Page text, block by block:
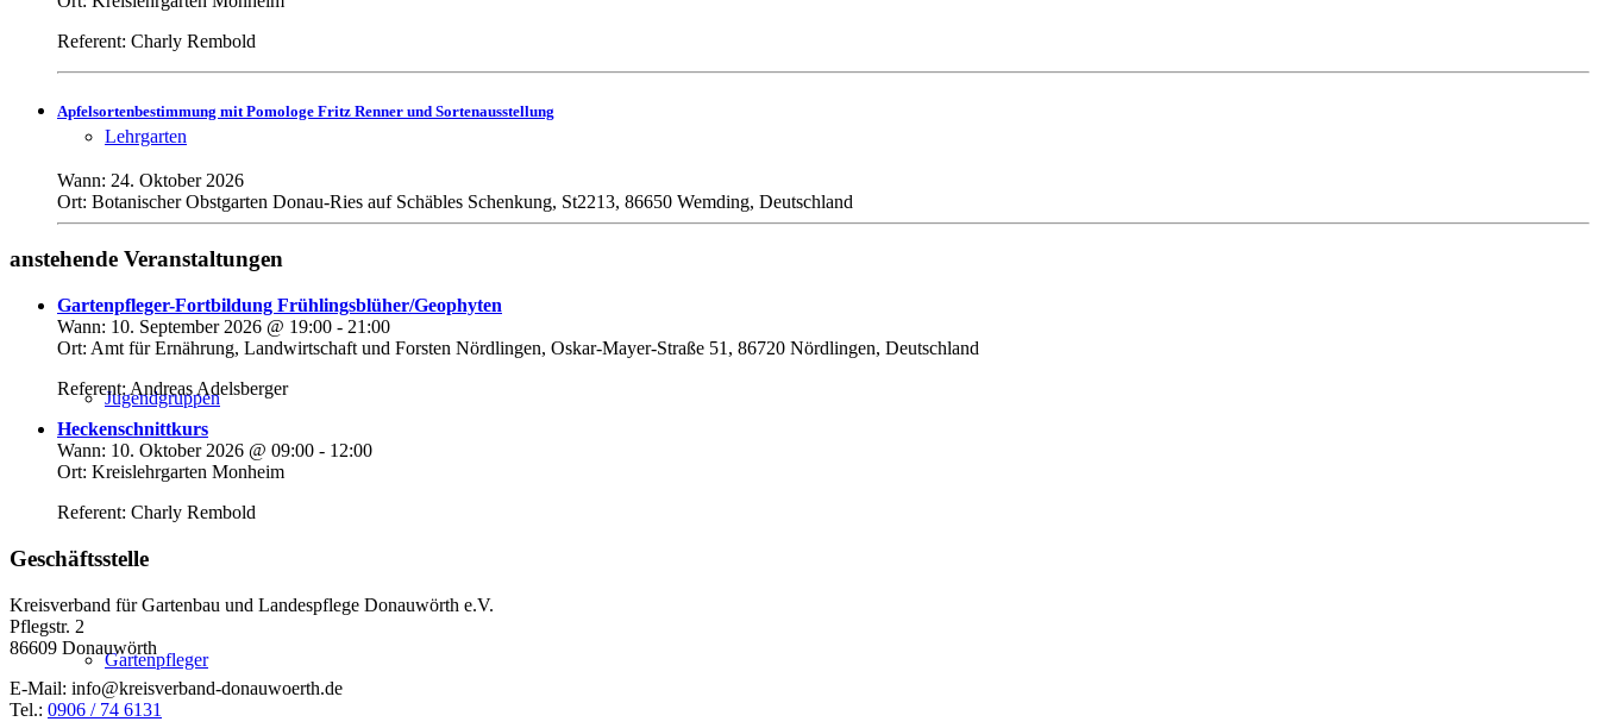
Lehrgarten
Jugendgruppen
Gartenpfleger
Referent: Charly Rembold
Apfelsortenbestimmung mit Pomologe Fritz Renner und Sortenausstellung
Wann: 24. Oktober 2026
Ort: Botanischer Obstgarten Donau-Ries auf Schäbles Schenkung, St2213, 86650 Wemding, Deutschland
anstehende Veranstaltungen
Gartenpfleger-Fortbildung Frühlingsblüher/Geophyten
Wann: 10. September 2026 @ 19:00 - 21:00
Ort: Amt für Ernährung, Landwirtschaft und Forsten Nördlingen, Oskar-Mayer-Straße 51, 86720 Nördlingen, Deutschland
Referent: Andreas Adelsberger
Heckenschnittkurs
Wann: 10. Oktober 2026 @ 09:00 - 12:00
Ort: Kreislehrgarten Monheim
Referent: Charly Rembold
Geschäftsstelle
Kreisverband für Gartenbau und Landespflege Donauwörth e.V.
Pflegstr. 2
86609 Donauwörth
E-Mail: info@kreisverband-donauwoerth.de
Tel.: 0906 / 74 6131